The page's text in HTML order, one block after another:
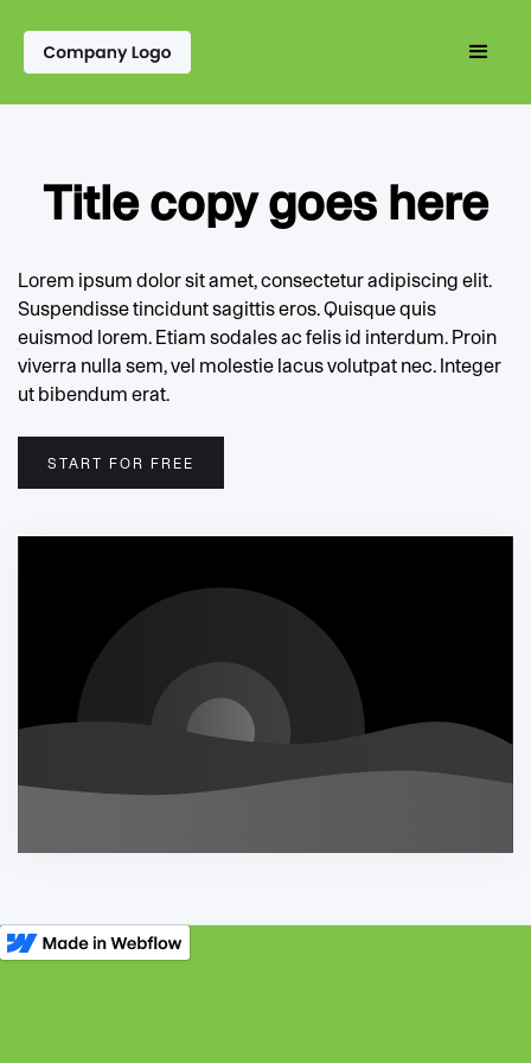
Title copy goes here
Lorem ipsum dolor sit amet, consectetur adipiscing elit.
Suspendisse tincidunt sagittis eros. Quisque quis
euismod lorem. Etiam sodales ac felis id interdum. Proin
viverra nulla sem, vel molestie lacus volutpat nec. Integer
ut bibendum erat.
START FOR FREE